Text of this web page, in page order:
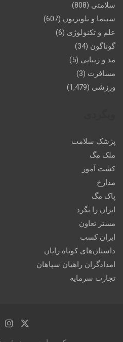
سلامتی (808)
سینما و تلویزیون (607)
علم و تکنولوژی (6)
گوناگون (34)
مد و زیبایی (5)
مسافرت (3)
ورزشی (1,479)
پزشک سلامت
ملک مگ
کشت آموز
مدارخ
پاک مگ
ایران را بگرد
مستر تعاون
ایران کسب
داستان‌های کوتاه رایان
امدادگران راهیان سپاهان
تجارت سرمایه